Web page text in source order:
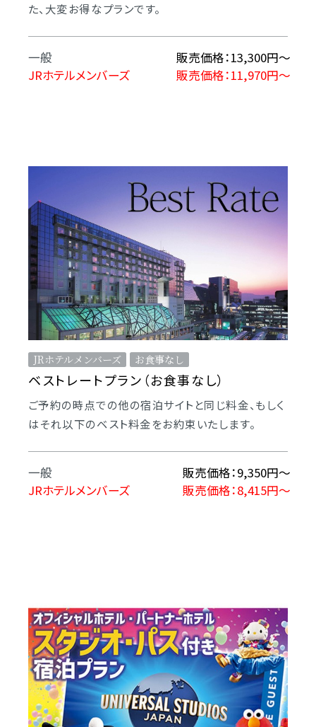
た、大変お得なプランです。
一般
販売価格：13,300円～
JRホテルメンバーズ
販売価格：11,970円～
ベストレートプラン（お食事なし）
JRホテルメンバーズ お食事なし
ご予約の時点での他の宿泊サイトと同じ料金、もしく
はそれ以下のベスト料金をお約束いたします。
一般
販売価格：9,350円〜
JRホテルメンバーズ
販売価格：8,415円～